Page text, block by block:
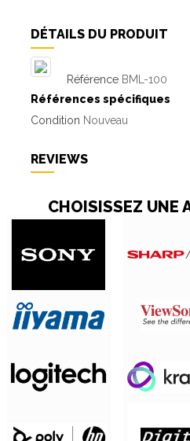
DÉTAILS DU PRODUIT
Référence BML-100
Références spécifiques
Condition Nouveau
REVIEWS
CHOISISSEZ UNE